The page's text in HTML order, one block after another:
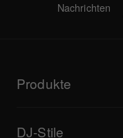
Nachrichten
Produkte
DJ-Mixer
DJ-Stile